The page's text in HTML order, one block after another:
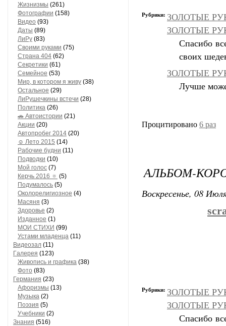
Жизнизмы (261)
Фотографии (158)
Видео (93)
Даты (89)
ЛиРу (83)
Своими руками (75)
Страна 404 (62)
Секретики (61)
Семейное (53)
Мир, в котором я живу (38)
Остальное (29)
ЛиРушечкины встечи (28)
Политика (26)
🚗 Автоистории (21)
Акции (20)
Автопробег 2014 (20)
☺ Лето 2015 (14)
Рабочие будни (11)
Подводки (10)
Мой голос (7)
Керчь 2016 🔅 (5)
Подумалось (5)
Околорелигиозное (4)
Масяня (3)
Здоровье (2)
Изданное (1)
МОИ СТИХИ (99)
Устами младенца (11)
Видеозал (11)
Гaлерея (123)
Живопись и грaфикa (38)
Фото (83)
Гермaния (23)
Aфоризмы (13)
Музыкa (2)
Поэзия (5)
Учебники (2)
Знания (516)
Рубрики: ЗОЛОТЫЕ
ЗОЛОТЫЕ
Спасибо
своих
ЗОЛОТЫЕ
Лучше
Процитировано 6 раз
АЛЬБОМ-
Воскресенье, 08
Рубрики: ЗОЛОТЫЕ
ЗОЛОТЫЕ
Спасибо